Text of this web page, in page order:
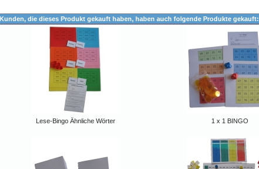
Kunden, die dieses Produkt gekauft haben, haben auch folgende Produkte gekauft:
Lese-Bingo Ähnliche Wörter 1 x 1 BINGO